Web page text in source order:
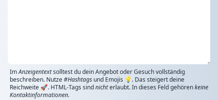
ImAnzeigentextsolltest du dein Angebot oder Gesuch vollständig
beschreiben. Nutze#Hashtags und Emojis 💡. Das steigert deine
Reichweite 🚀. HTML-Tags sindnichterlaubt. In dieses Feld gehörenkeine
Kontaktinformationen.